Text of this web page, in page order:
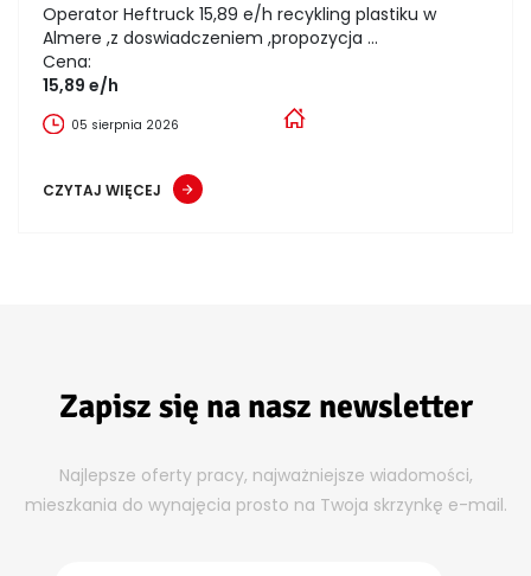
Operator Heftruck 15,89 e/h recykling plastiku w
Almere ,z doswiadczeniem ,propozycja ...
Cena:
15,89 e/h
05 sierpnia 2026
CZYTAJ WIĘCEJ
Zapisz się na nasz newsletter
Najlepsze oferty pracy, najważniejsze wiadomości,
mieszkania do wynajęcia prosto na Twoja skrzynkę e-mail.